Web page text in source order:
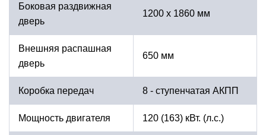
Боковая раздвижная
дверь
1200 х 1860 мм
Внешняя распашная
дверь
650 мм
Коробка передач 8 - ступенчатая АКПП
Мощность двигателя 120 (163) кВт. (л.с.)